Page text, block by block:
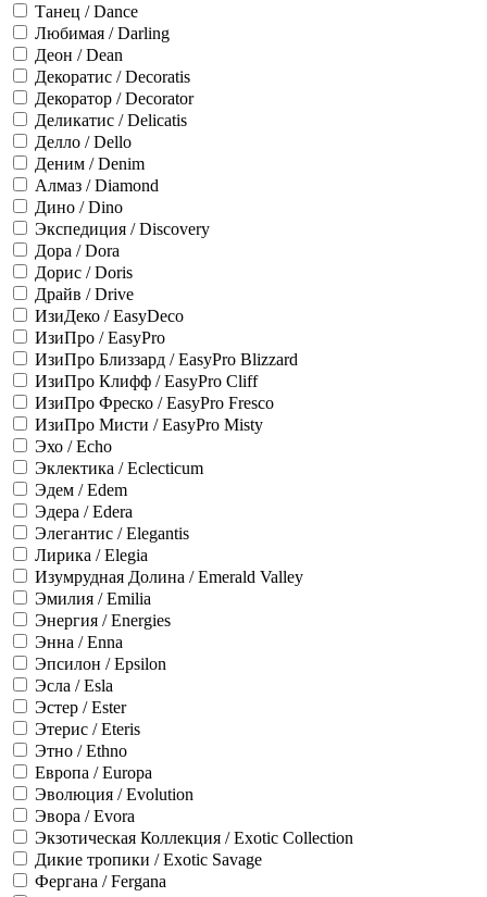
Танец / Dance
Любимая / Darling
Деон / Dean
Декоратис / Decoratis
Декоратор / Decorator
Деликатис / Delicatis
Делло / Dello
Деним / Denim
Алмаз / Diamond
Дино / Dino
Экспедиция / Discovery
Дора / Dora
Дорис / Doris
Драйв / Drive
ИзиДеко / EasyDeco
ИзиПро / EasyPro
ИзиПро Близзард / EasyPro Blizzard
ИзиПро Клифф / EasyPro Cliff
ИзиПро Фреско / EasyPro Fresco
ИзиПро Мисти / EasyPro Misty
Эхо / Echo
Эклектика / Eclecticum
Эдем / Edem
Эдера / Edera
Элегантис / Elegantis
Лирика / Elegia
Изумрудная Долина / Emerald Valley
Эмилия / Emilia
Энергия / Energies
Энна / Enna
Эпсилон / Epsilon
Эсла / Esla
Эстер / Ester
Этерис / Eteris
Этно / Ethno
Европа / Europa
Эволюция / Evolution
Эвора / Evora
Экзотическая Коллекция / Exotic Collection
Дикие тропики / Exotic Savage
Фергана / Fergana